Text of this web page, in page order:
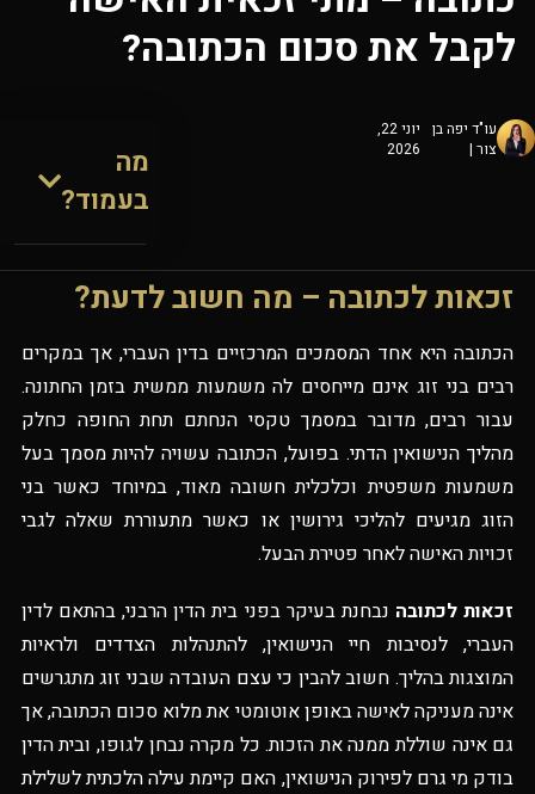
לקבל את סכום הכתובה?
עו"ד יפה בן
צור |
יוני 22,
2026
מה
בעמוד?
זכאות לכתובה – מה חשוב לדעת?
הכתובה היא אחד המסמכים המרכזיים בדין העברי, אך במקרים
רבים בני זוג אינם מייחסים לה משמעות ממשית בזמן החתונה.
עבור רבים, מדובר במסמך טקסי הנחתם תחת החופה כחלק
מהליך הנישואין הדתי. בפועל, הכתובה עשויה להיות מסמך בעל
משמעות משפטית וכלכלית חשובה מאוד, במיוחד כאשר בני
הזוג מגיעים להליכי גירושין או כאשר מתעוררת שאלה לגבי
זכויות האישה לאחר פטירת הבעל.
זכאות לכתובה נבחנת בעיקר בפני בית הדין הרבני, בהתאם לדין
העברי, לנסיבות חיי הנישואין, להתנהלות הצדדים ולראיות
המוצגות בהליך. חשוב להבין כי עצם העובדה שבני זוג מתגרשים
אינה מעניקה לאישה באופן אוטומטי את מלוא סכום הכתובה, אך
גם אינה שוללת ממנה את הזכות. כל מקרה נבחן לגופו, ובית הדין
בודק מי גרם לפירוק הנישואין, האם קיימת עילה הלכתית לשלילת